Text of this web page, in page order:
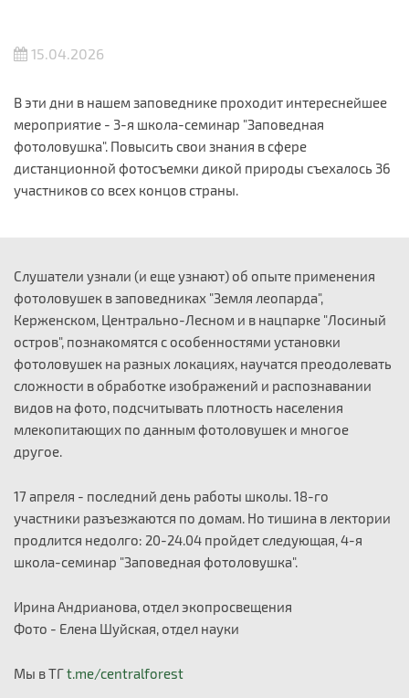
15.04.2026
В эти дни в нашем заповеднике проходит интереснейшее
мероприятие - 3-я школа-семинар "Заповедная
фотоловушка". Повысить свои знания в сфере
дистанционной фотосъемки дикой природы съехалось 36
участников со всех концов страны.
Слушатели узнали (и еще узнают) об опыте применения
фотоловушек в заповедниках "Земля леопарда",
Керженском, Центрально-Лесном и в нацпарке "Лосиный
остров", познакомятся с особенностями установки
фотоловушек на разных локациях, научатся преодолевать
сложности в обработке изображений и распознавании
видов на фото, подсчитывать плотность населения
млекопитающих по данным фотоловушек и многое
другое.
17 апреля - последний день работы школы. 18-го
участники разъезжаются по домам. Но тишина в лектории
продлится недолго: 20-24.04 пройдет следующая, 4-я
школа-семинар "Заповедная фотоловушка".
Ирина Андрианова, отдел экопросвещения
Фото - Елена Шуйская, отдел науки
Мы в ТГt.me/centralforest